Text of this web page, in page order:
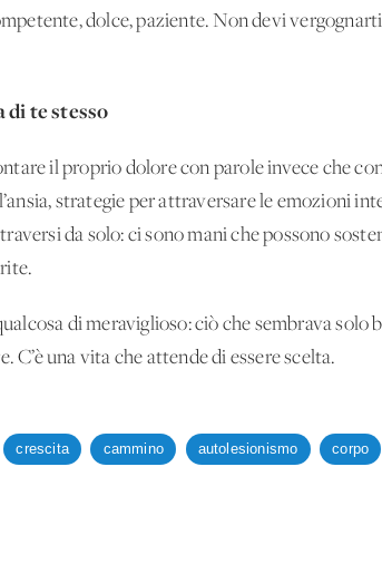
dolce, paziente. Non devi
te stesso
il proprio dolore con parole invece che
strategie per attraversare le emozioni
da solo: ci sono mani che possono
di meraviglioso: ciò che sembrava solo
C’è una vita che attende di essere scelta.
crescita cammino autolesionismo corpo